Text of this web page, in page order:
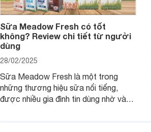
Sữa Meadow Fresh có tốt
không? Review chi tiết từ người
dùng
28/02/2025
Sữa Meadow Fresh là một trong
những thương hiệu sữa nổi tiếng,
được nhiều gia đình tin dùng nhờ vào